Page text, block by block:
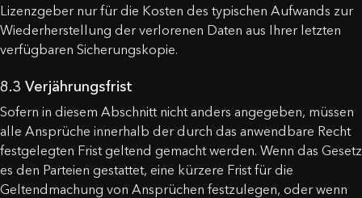
Lizenzgeber nur für die Kosten des typischen Aufwands zur
Wiederherstellung der verlorenen Daten aus Ihrer letzten
verfügbaren Sicherungskopie.
8.3 Verjährungsfrist
Sofern in diesem Abschnitt nicht anders angegeben, müssen
alle Ansprüche innerhalb der durch das anwendbare Recht
festgelegten Frist geltend gemacht werden. Wenn das Gesetz
es den Parteien gestattet, eine kürzere Frist für die
Geltendmachung von Ansprüchen festzulegen, oder wenn